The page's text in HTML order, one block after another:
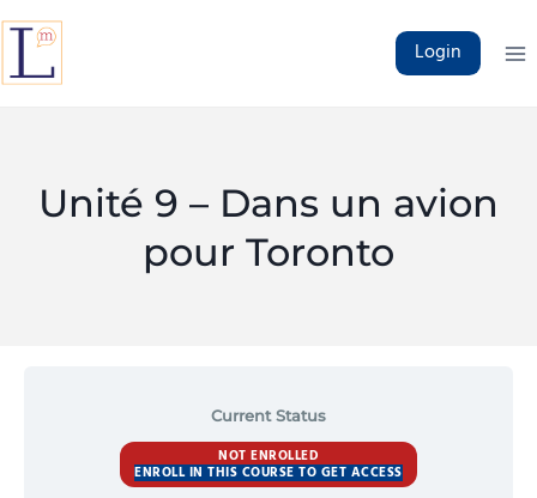
Skip
content
Login
Unité 9 – Dans un avion
pour Toronto
Current Status
NOT ENROLLED
ENROLL IN THIS COURSE TO GET ACCESS